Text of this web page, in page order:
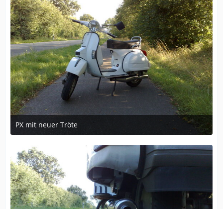
PX mit neuer Tröte
April 5, 2011 at 18:53